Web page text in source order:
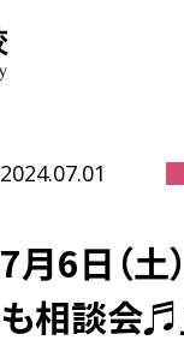
2024.07.01
7月6日（土
も相談会♬